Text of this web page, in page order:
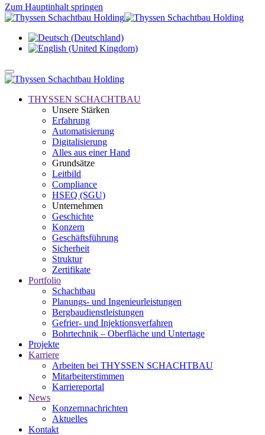
Zum Hauptinhalt springen
THYSSEN SCHACHTBAU
Unsere Stärken
Erfahrung
Automatisierung
Digitalisierung
Alles aus einer Hand
Grundsätze
Leitbild
Compliance
HSEQ (SGU)
Unternehmen
Geschichte
Konzern
Geschäftsführung
Sicherheit
Struktur
Zertifikate
Portfolio
Schachtbau
Planungs- und Ingenieurleistungen
Bergbaudienstleistungen
Gefrier- und Injektionsverfahren
Bohrtechnik – Oberfläche und Untertage
Projekte
Karriere
Arbeiten bei THYSSEN SCHACHTBAU
Mitarbeiterstimmen
Karriereportal
News
Konzernnachrichten
Aktuelles
Kontakt